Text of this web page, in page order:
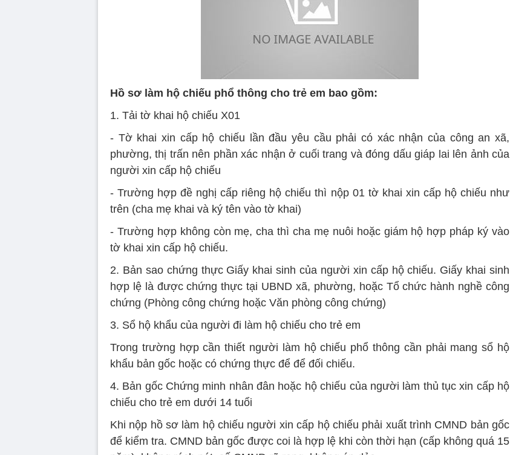
Hồ sơ làm hộ chiếu phổ thông cho trẻ em bao gồm:
1. Tải tờ khai hộ chiếu X01
- Tờ khai xin cấp hộ chiếu lần đầu yêu cầu phải có xác nhận của công an xã,
phường, thị trấn nên phần xác nhận ở cuối trang và đóng dấu giáp lai lên ảnh của
người xin cấp hộ chiếu
- Trường hợp đề nghị cấp riêng hộ chiếu thì nộp 01 tờ khai xin cấp hộ chiếu như
trên (cha mẹ khai và ký tên vào tờ khai)
- Trường hợp không còn mẹ, cha thì cha mẹ nuôi hoặc giám hộ hợp pháp ký vào
tờ khai xin cấp hộ chiếu.
2. Bản sao chứng thực Giấy khai sinh của người xin cấp hộ chiếu. Giấy khai sinh
hợp lệ là được chứng thực tại UBND xã, phường, hoặc Tổ chức hành nghề công
chứng (Phòng công chứng hoặc Văn phòng công chứng)
3. Sổ hộ khẩu của người đi làm hộ chiếu cho trẻ em
Trong trường hợp cần thiết người làm hộ chiếu phổ thông cần phải mang sổ hộ
khẩu bản gốc hoặc có chứng thực để để đối chiếu.
4. Bản gốc Chứng minh nhân đân hoặc hộ chiếu của người làm thủ tục xin cấp hộ
chiếu cho trẻ em dưới 14 tuổi
Khi nộp hồ sơ làm hộ chiếu người xin cấp hộ chiếu phải xuất trình CMND bản gốc
để kiểm tra. CMND bản gốc được coi là hợp lệ khi còn thời hạn (cấp không quá 15